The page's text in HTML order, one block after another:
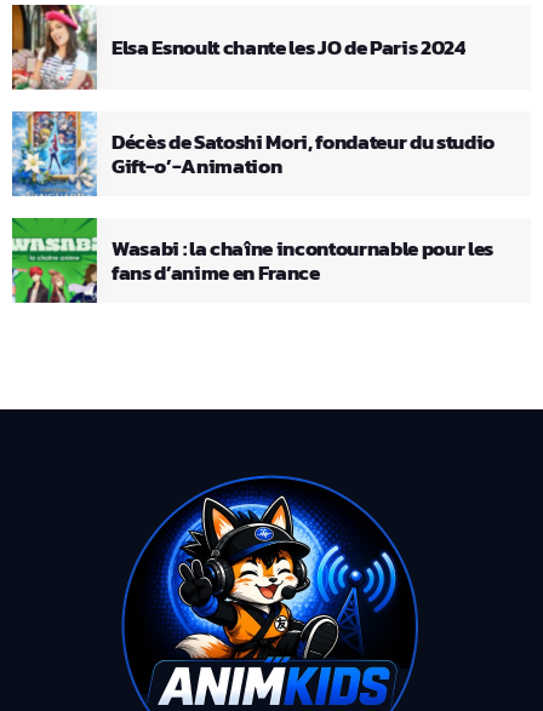
Elsa Esnoult chante les JO de Paris 2024
Décès de Satoshi Mori, fondateur du studio
Gift-o’-Animation
Wasabi : la chaîne incontournable pour les
fans d’anime en France